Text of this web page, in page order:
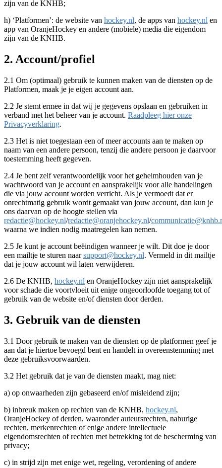
zijn van de KNHB;
h) ‘Platformen’: de website van hockey.nl, de apps van hockey.nl en
app van OranjeHockey en andere (mobiele) media die eigendom
zijn van de KNHB.
2. Account/profiel
2.1 Om (optimaal) gebruik te kunnen maken van de diensten op de
Platformen, maak je je eigen account aan.
2.2 Je stemt ermee in dat wij je gegevens opslaan en gebruiken in
verband met het beheer van je account. Raadpleeg hier onze
Privacyverklaring.
2.3 Het is niet toegestaan een of meer accounts aan te maken op
naam van een andere persoon, tenzij die andere persoon je daarvoor
toestemming heeft gegeven.
2.4 Je bent zelf verantwoordelijk voor het geheimhouden van je
wachtwoord van je account en aansprakelijk voor alle handelingen
die via jouw account worden verricht. Als je vermoedt dat er
onrechtmatig gebruik wordt gemaakt van jouw account, dan kun je
ons daarvan op de hoogte stellen via
redactie@hockey.nl/redactie@oranjehockey.nl/
waarna we indien nodig maatregelen kan nemen.
2.5 Je kunt je account beëindigen wanneer je wilt. Dit doe je door
een mailtje te sturen naarsupport@hockey.nl. Vermeld in dit mailtje
dat je jouw account wil laten verwijderen.
2.6 De KNHB, hockey.nl en OranjeHockey zijn niet aansprakelijk
voor schade die voortvloeit uit enige ongeoorloofde toegang tot of
gebruik van de website en/of diensten door derden.
3. Gebruik van de diensten
3.1 Door gebruik te maken van de diensten op de platformen geef je
aan dat je hiertoe bevoegd bent en handelt in overeenstemming met
deze gebruiksvoorwaarden.
3.2 Het gebruik dat je van de diensten maakt, mag niet:
a) op onwaarheden zijn gebaseerd en/of misleidend zijn;
b) inbreuk maken op rechten van de KNHB, hockey.nl,
OranjeHockey of derden, waaronder auteursrechten, naburige
rechten, merkenrechten of enige andere intellectuele
eigendomsrechten of rechten met betrekking tot de bescherming van
privacy;
c) in strijd zijn met enige wet, regeling, verordening of andere